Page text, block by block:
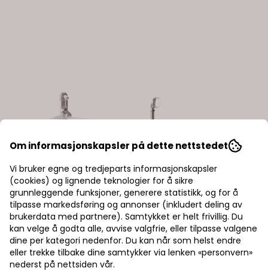
Om informasjonskapsler på dette nettstedet
Vi bruker egne og tredjeparts informasjonskapsler
(cookies) og lignende teknologier for å sikre
grunnleggende funksjoner, generere statistikk, og for å
tilpasse markedsføring og annonser (inkludert deling av
brukerdata med partnere). Samtykket er helt frivillig. Du
kan velge å godta alle, avvise valgfrie, eller tilpasse valgene
dine per kategori nedenfor. Du kan når som helst endre
eller trekke tilbake dine samtykker via lenken «personvern»
nederst på nettsiden vår.